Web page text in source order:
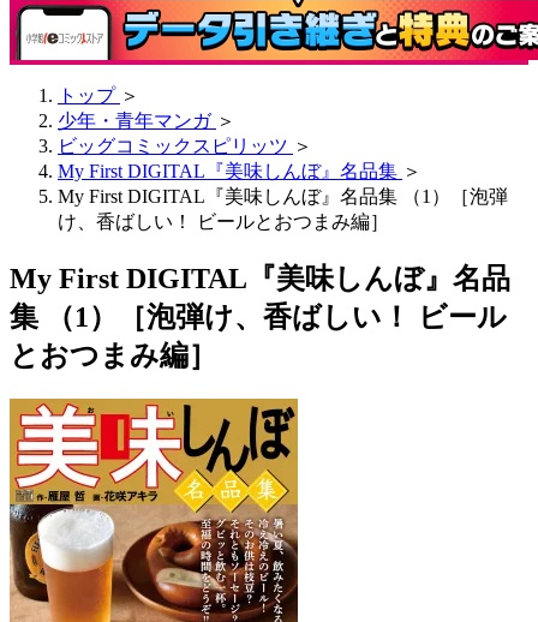
トップ ＞
少年・青年マンガ ＞
ビッグコミックスピリッツ ＞
My First DIGITAL『美味しんぼ』名品集 ＞
My First DIGITAL『美味しんぼ』名品集 （1）［泡弾
け、香ばしい！ ビールとおつまみ編］
My First DIGITAL『美味しんぼ』名品
集 （1）［泡弾け、香ばしい！ ビール
とおつまみ編］